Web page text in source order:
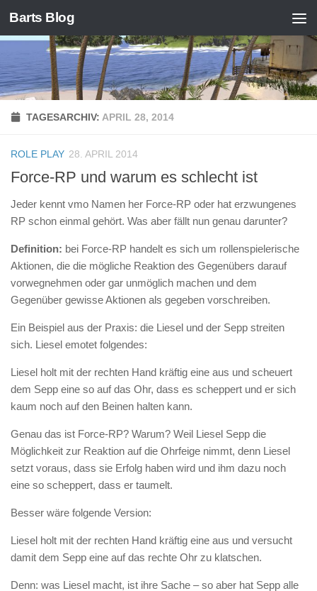
Zum Inhalt springen
Barts Blog
TAGESARCHIV: APRIL 28, 2014
ROLE PLAY 28. APRIL 2014
Force-RP und warum es schlecht ist
Jeder kennt vmo Namen her Force-RP oder hat erzwungenes
RP schon einmal gehört. Was aber fällt nun genau darunter?
Definition: bei Force-RP handelt es sich um rollenspielerische
Aktionen, die die mögliche Reaktion des Gegenübers darauf
vorwegnehmen oder gar unmöglich machen und dem
Gegenüber gewisse Aktionen als gegeben vorschreiben.
Ein Beispiel aus der Praxis: die Liesel und der Sepp streiten
sich. Liesel emotet folgendes:
Liesel holt mit der rechten Hand kräftig eine aus und scheuert
dem Sepp eine so auf das Ohr, dass es scheppert und er sich
kaum noch auf den Beinen halten kann.
Genau das ist Force-RP? Warum? Weil Liesel Sepp die
Möglichkeit zur Reaktion auf die Ohrfeige nimmt, denn Liesel
setzt voraus, dass sie Erfolg haben wird und ihm dazu noch
eine so scheppert, dass er taumelt.
Besser wäre folgende Version:
Liesel holt mit der rechten Hand kräftig eine aus und versucht
damit dem Sepp eine auf das rechte Ohr zu klatschen.
Denn: was Liesel macht, ist ihre Sache – so aber hat Sepp alle